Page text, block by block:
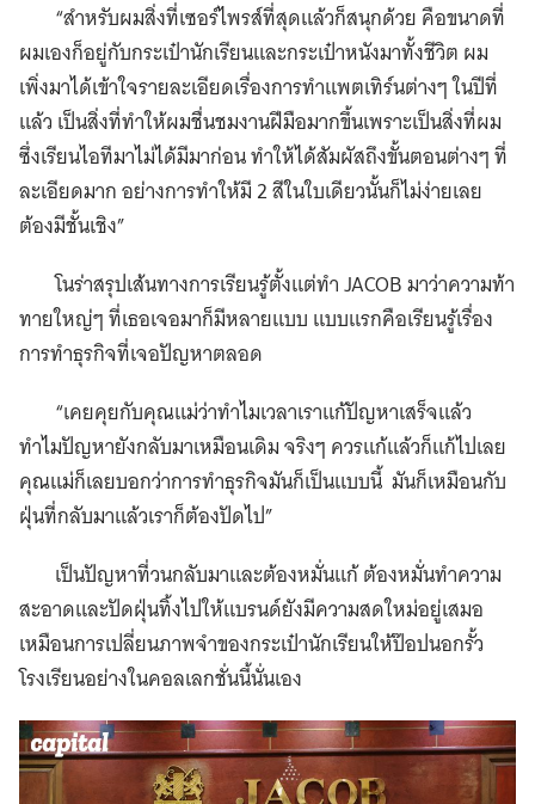
“สำหรับผมสิ่งที่เซอร์ไพรส์ที่สุดแล้วก็สนุกด้วย คือขนาดที่
ผมเองก็อยู่กับกระเป๋านักเรียนและกระเป๋าหนังมาทั้งชีวิต ผม
เพิ่งมาได้เข้าใจรายละเอียดเรื่องการทำแพตเทิร์นต่างๆ ในปีที่
แล้ว เป็นสิ่งที่ทำให้ผมชื่นชมงานฝีมือมากขึ้นเพราะเป็นสิ่งที่ผม
ซึ่งเรียนไอทีมาไม่ได้มีมาก่อน ทำให้ได้สัมผัสถึงขั้นตอนต่างๆ ที่
ละเอียดมาก อย่างการทำให้มี 2 สีในใบเดียวนั้นก็ไม่ง่ายเลย
ต้องมีชั้นเชิง”
โนร่าสรุปเส้นทางการเรียนรู้ตั้งแต่ทำ JACOB มาว่าความท้า
ทายใหญ่ๆ ที่เธอเจอมาก็มีหลายแบบ แบบแรกคือเรียนรู้เรื่อง
การทำธุรกิจที่เจอปัญหาตลอด
“เคยคุยกับคุณแม่ว่าทำไมเวลาเราแก้ปัญหาเสร็จแล้ว
ทำไมปัญหายังกลับมาเหมือนเดิม จริงๆ ควรแก้แล้วก็แก้ไปเลย
คุณแม่ก็เลยบอกว่าการทำธุรกิจมันก็เป็นแบบนี้ มันก็เหมือนกับ
ฝุ่นที่กลับมาแล้วเราก็ต้องปัดไป”
เป็นปัญหาที่วนกลับมาและต้องหมั่นแก้ ต้องหมั่นทำความ
สะอาดและปัดฝุ่นทิ้งไปให้แบรนด์ยังมีความสดใหม่อยู่เสมอ
เหมือนการเปลี่ยนภาพจำของกระเป๋านักเรียนให้ป๊อปนอกรั้ว
โรงเรียนอย่างในคอลเลกชั่นนี้นั่นเอง